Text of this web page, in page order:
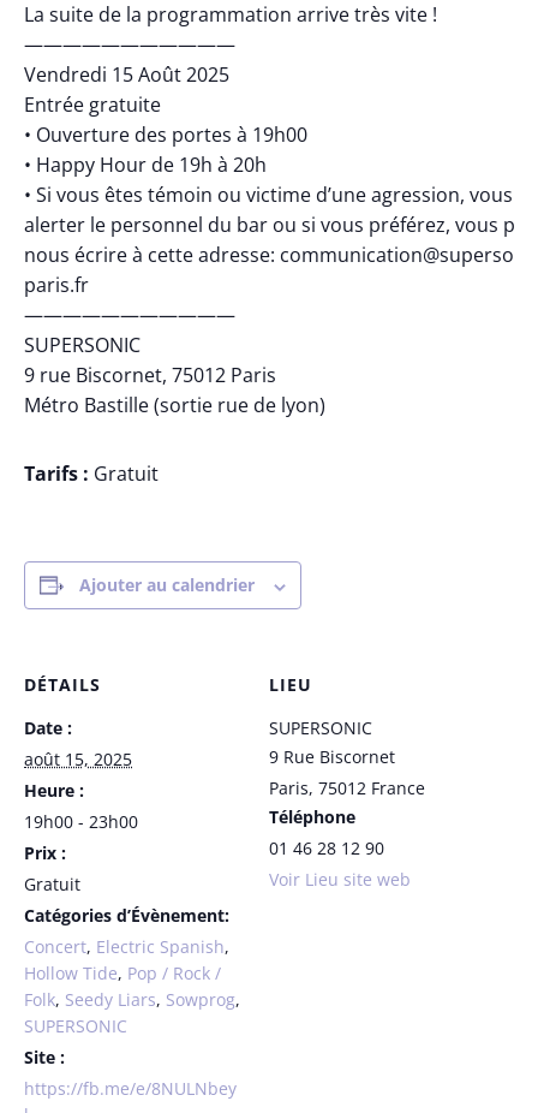
La suite de la programmation arrive très vite !
———————————
Vendredi 15 Août 2025
Entrée gratuite
• Ouverture des portes à 19h00
• Happy Hour de 19h à 20h
• Si vous êtes témoin ou victime d’une agression, vous
alerter le personnel du bar ou si vous préférez, vous
nous écrire à cette adresse:
paris.fr
———————————
SUPERSONIC
9 rue Biscornet, 75012 Paris
Métro Bastille (sortie rue de lyon)
Tarifs : Gratuit
Ajouter au calendrier
DÉTAILS
Date :
août 15, 2025
Heure :
19h00 - 23h00
Prix :
Gratuit
Catégories d’Évènement:
Concert, Electric Spanish,
Hollow Tide, Pop / Rock /
Folk, Seedy Liars, Sowprog,
SUPERSONIC
Site :
https://fb.me/e/8NULNbey
LIEU
SUPERSONIC
9 Rue Biscornet
Paris, 75012 France
Téléphone
01 46 28 12 90
Voir Lieu site web